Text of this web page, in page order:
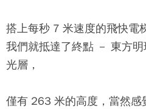
搭上每秒 7 米速度的飛快電
我們就抵達了終點 － 東方明
光層，
僅有 263 米的高度，當然